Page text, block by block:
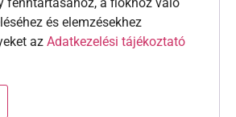
és elemzésekhez
az Adatkezelési tájékoztató